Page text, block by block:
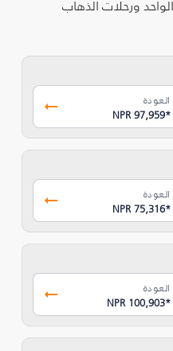
ورحلات الذهاب
العودة
NPR 97,959*
العودة
NPR 75,316*
العودة
NPR 100,903*